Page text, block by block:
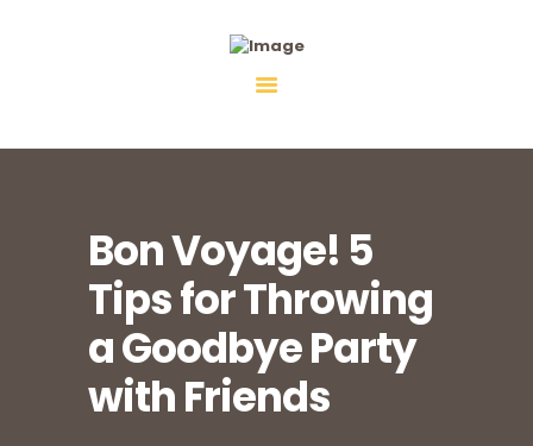
Bon Voyage! 5
Tips for Throwing
a Goodbye Party
with Friends
Fiebco-Group
All services in one place